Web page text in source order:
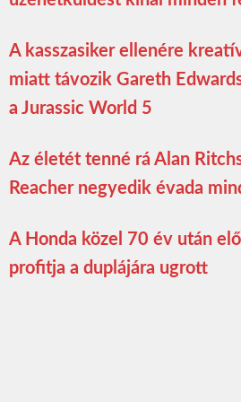
A kasszasiker ellenére
miatt távozik Gareth
a Jurassic World 5
Az életét tenné rá Alan
Reacher negyedik évada
A Honda közel 70 év után
profitja a duplájára ugrott